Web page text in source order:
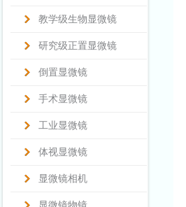
教学级生物显微镜
研究级正置显微镜
倒置显微镜
手术显微镜
工业显微镜
体视显微镜
显微镜相机